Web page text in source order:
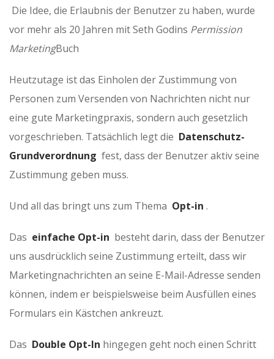
Die Idee, die Erlaubnis der Benutzer zu haben, wurde
vor mehr als 20 Jahren mit Seth Godins Permission
MarketingBuch
Heutzutage ist das Einholen der Zustimmung von
Personen zum Versenden von Nachrichten nicht nur
eine gute Marketingpraxis, sondern auch gesetzlich
vorgeschrieben. Tatsächlich legt die Datenschutz-
Grundverordnung fest, dass der Benutzer aktiv seine
Zustimmung geben muss.
Und all das bringt uns zum Thema Opt-in .
Das einfache Opt-in besteht darin, dass der Benutzer
uns ausdrücklich seine Zustimmung erteilt, dass wir
Marketingnachrichten an seine E-Mail-Adresse senden
können, indem er beispielsweise beim Ausfüllen eines
Formulars ein Kästchen ankreuzt.
Das Double Opt-In hingegen geht noch einen Schritt